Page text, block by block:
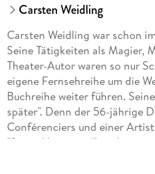
Carsten Weidling
Carsten Weidling war schon
Seine Tätigkeiten als Magier,
Theater-Autor waren so nur
eigene Fernsehreihe um die
Buchreihe weiter führen.
später". Denn der 56-jährige
Conférenciers und einer
"fester Hausstand" sind nun